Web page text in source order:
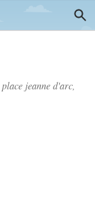
place jeanne d'arc,